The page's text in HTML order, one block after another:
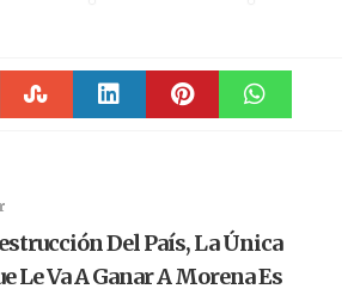
Del País, La Única
Le Va A Ganar A Morena Es